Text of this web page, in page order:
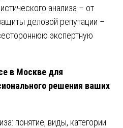
анализа – от
деловой репутации –
экспертную
в Москве для
решения ваших
понятие, виды, категории